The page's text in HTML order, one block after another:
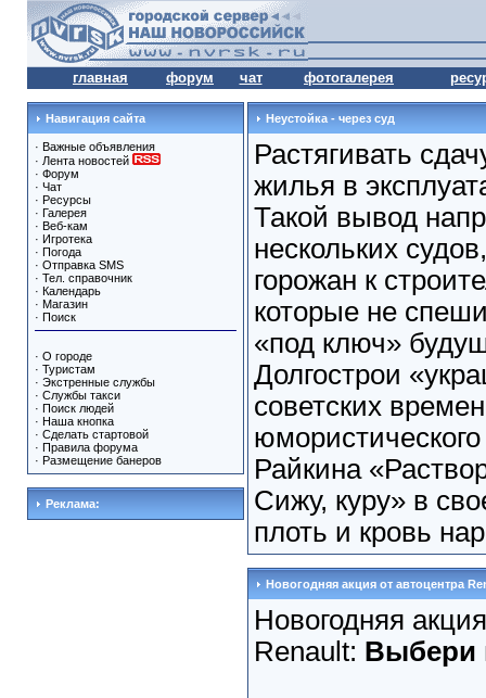
главная форум чат фотогалерея
Навигация сайта
· Важные объявления
· Лента новостей
· Форум
· Чат
· Ресурсы
· Галерея
· Веб-кам
· Игротека
· Погода
· Отправка SMS
· Тел. справочник
· Календарь
· Магазин
· Поиск
· О городе
· Туристам
· Экстренные службы
· Службы такси
· Поиск людей
· Наша кнопка
· Сделать стартовой
· Правила форума
· Размещение банеров
Реклама:
Неустойка - через суд
Растягивать
жилья в
Такой вывод
нескольких
горожан к
которые не
«под ключ»
Долгострои
советских
Райкина
Сижу, куру» в
плоть и кровь
Новогодняя акция от автоцентра
Новогодняя
Renault: Выбери